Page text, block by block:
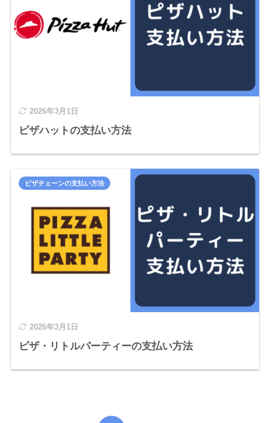
2026年3月1日
ピザハットの支払い方法
2026年3月1日
ピザ・リトルパーティーの支払い方法
ピザチェーンの支払い方法